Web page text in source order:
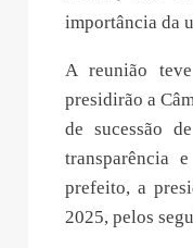
importância da
A reunião
presidirão a
de sucessão
transparência
prefeito, a
2025, pelos